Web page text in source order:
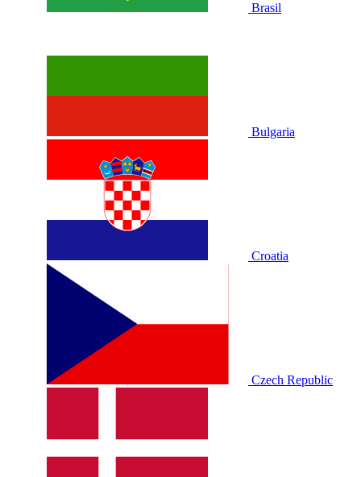
Brasil
Bulgaria
Croatia
Czech Republic